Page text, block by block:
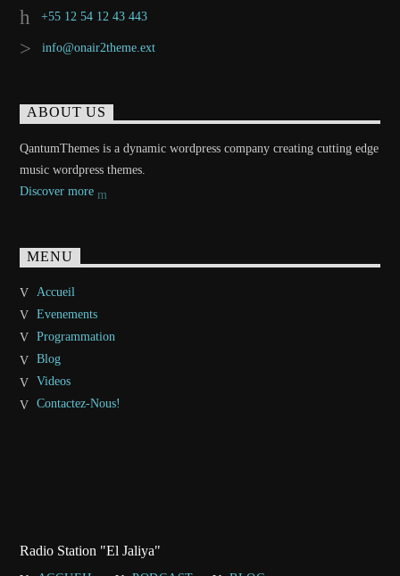
+55 12 54 12 43 443
info@onair2theme.ext
ABOUT US
QantumThemes is a dynamic wordpress company creating cutting edge
music wordpress themes.
Discover more
MENU
Accueil
Evenements
Programmation
Blog
Videos
Contactez-Nous!
Radio Station "El Jaliya"